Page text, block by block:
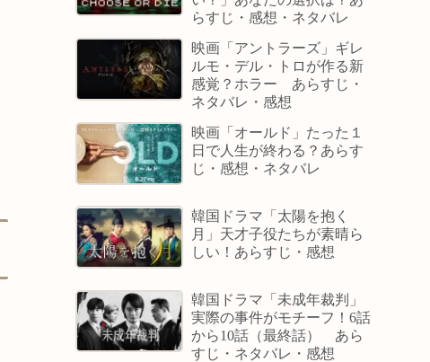
らすじ・感想・ネタバレ
映画「アントラーズ」ギレ
ルモ・デル・トロが作る新
感覚？ホラー あらすじ・
ネタバレ・感想
映画「オールド」たった１
日で人生が終わる？あらす
じ・感想・ネタバレ
韓国ドラマ「太陽を抱く
月」天才子役たちが素晴ら
しい！あらすじ・感想
韓国ドラマ「未成年裁判」
実際の事件がモチーフ！6話
から10話（最終話） あら
すじ・ネタバレ・感想